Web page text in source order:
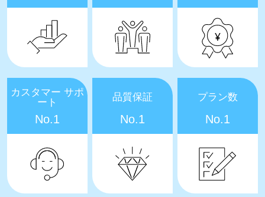
カスタマー サポ
ート
No.1
品質保証
No.1
プラン数
No.1